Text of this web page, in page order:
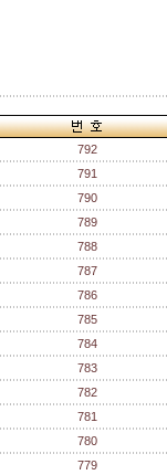
792
791
790
789
788
787
786
785
784
783
782
781
780
779